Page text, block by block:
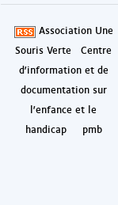
Association Une
Souris Verte
Centre
d'information et de
documentation sur
l'enfance et le
handicap
pmb